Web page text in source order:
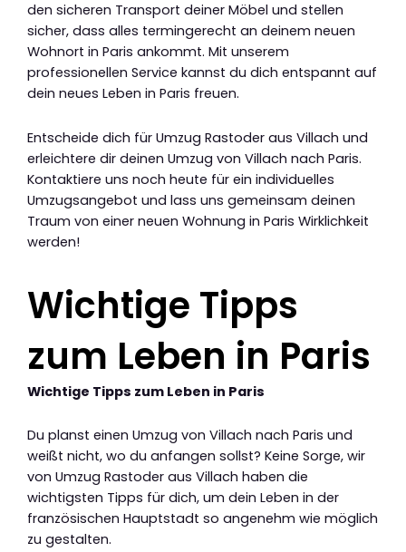
den sicheren Transport deiner Möbel und stellen
sicher, dass alles termingerecht an deinem neuen
Wohnort in Paris ankommt. Mit unserem
professionellen Service kannst du dich entspannt auf
dein neues Leben in Paris freuen.
Entscheide dich für Umzug Rastoder aus Villach und
erleichtere dir deinen Umzug von Villach nach Paris.
Kontaktiere uns noch heute für ein individuelles
Umzugsangebot und lass uns gemeinsam deinen
Traum von einer neuen Wohnung in Paris Wirklichkeit
werden!
Wichtige Tipps
zum Leben in Paris
Wichtige Tipps zum Leben in Paris
Du planst einen Umzug von Villach nach Paris und
weißt nicht, wo du anfangen sollst? Keine Sorge, wir
von Umzug Rastoder aus Villach haben die
wichtigsten Tipps für dich, um dein Leben in der
französischen Hauptstadt so angenehm wie möglich
zu gestalten.